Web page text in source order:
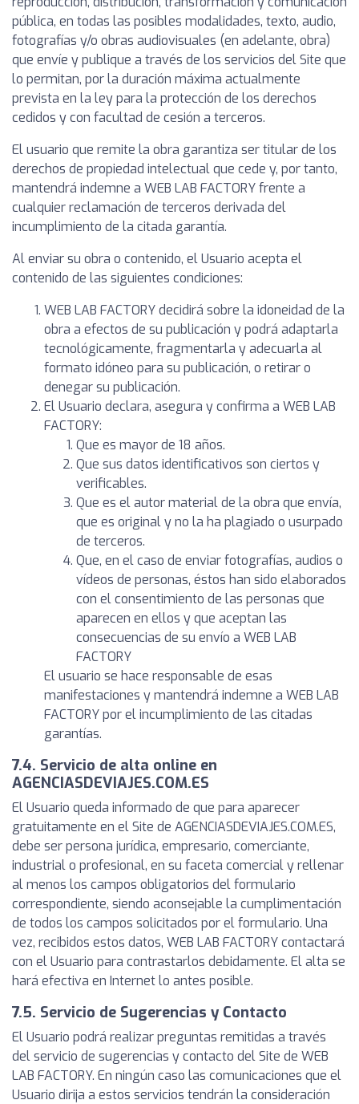
pública, en todas las posibles modalidades, texto, audio,
fotografías y/o obras audiovisuales (en adelante, obra)
que envíe y publique a través de los servicios del Site que
lo permitan, por la duración máxima actualmente
prevista en la ley para la protección de los derechos
cedidos y con facultad de cesión a terceros.
El usuario que remite la obra garantiza ser titular de los
derechos de propiedad intelectual que cede y, por tanto,
mantendrá indemne a WEB LAB FACTORY frente a
cualquier reclamación de terceros derivada del
incumplimiento de la citada garantía.
Al enviar su obra o contenido, el Usuario acepta el
contenido de las siguientes condiciones:
WEB LAB FACTORY decidirá sobre la idoneidad de la
obra a efectos de su publicación y podrá adaptarla
tecnológicamente, fragmentarla y adecuarla al
formato idóneo para su publicación, o retirar o
denegar su publicación.
El Usuario declara, asegura y confirma a WEB LAB
FACTORY:
Que es mayor de 18 años.
Que sus datos identificativos son ciertos y
verificables.
Que es el autor material de la obra que envía,
que es original y no la ha plagiado o usurpado
de terceros.
Que, en el caso de enviar fotografías, audios o
vídeos de personas, éstos han sido elaborados
con el consentimiento de las personas que
aparecen en ellos y que aceptan las
consecuencias de su envío a WEB LAB
FACTORY
El usuario se hace responsable de esas
manifestaciones y mantendrá indemne a WEB LAB
FACTORY por el incumplimiento de las citadas
garantías.
7.4. Servicio de alta online en
AGENCIASDEVIAJES.COM.ES
El Usuario queda informado de que para aparecer
gratuitamente en el Site de AGENCIASDEVIAJES.COM.ES,
debe ser persona jurídica, empresario, comerciante,
industrial o profesional, en su faceta comercial y rellenar
al menos los campos obligatorios del formulario
correspondiente, siendo aconsejable la cumplimentación
de todos los campos solicitados por el formulario. Una
vez, recibidos estos datos, WEB LAB FACTORY contactará
con el Usuario para contrastarlos debidamente. El alta se
hará efectiva en Internet lo antes posible.
7.5. Servicio de Sugerencias y Contacto
El Usuario podrá realizar preguntas remitidas a través
del servicio de sugerencias y contacto del Site de WEB
LAB FACTORY. En ningún caso las comunicaciones que el
Usuario dirija a estos servicios tendrán la consideración